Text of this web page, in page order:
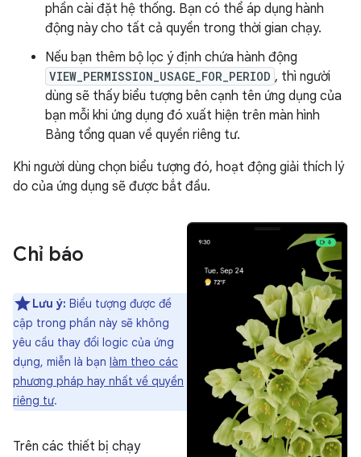
phần cài đặt hệ thống. Bạn có thể áp dụng hành
động này cho tất cả quyền trong thời gian chạy.
Nếu bạn thêm bộ lọc ý định chứa hành động
VIEW_PERMISSION_USAGE_FOR_PERIOD , thì người
dùng sẽ thấy biểu tượng bên cạnh tên ứng dụng của
bạn mỗi khi ứng dụng đó xuất hiện trên màn hình
Bảng tổng quan về quyền riêng tư.
Khi người dùng chọn biểu tượng đó, hoạt động giải thích lý
do của ứng dụng sẽ được bắt đầu.
Chỉ báo
Lưu ý: Biểu tượng được đề
cập trong phần này sẽ không
yêu cầu thay đổi logic của ứng
dụng, miễn là bạn làm theo các
phương pháp hay nhất về quyền
riêng tư.
Trên các thiết bị chạy